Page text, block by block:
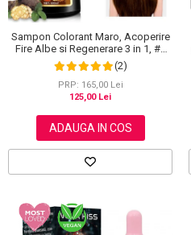
Sampon Colorant Maro, Acoperire
Fire Albe si Regenerare 3 in 1, #2
Brown, 500 ml
(2)
PRP: 165,00 Lei
125,00 Lei
ADAUGA IN COS